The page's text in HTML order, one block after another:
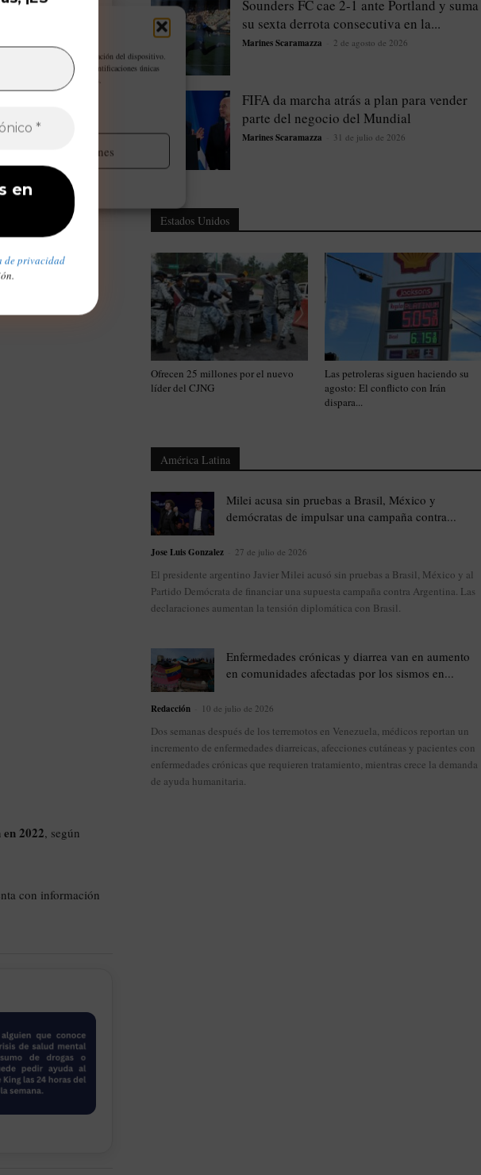
y/o acceder a la información del dispositivo.
de navegación o las identificaciones únicas
características y funciones.
Administrar opciones
Aviso Legal / Imprint
2022, según
con información
de privacidad
Sounders FC cae 2-1 ante Portland y suma
su sexta derrota consecutiva en la...
Marines Scaramazza 2 de agosto de 2026
FIFA da marcha atrás a plan para vender
parte del negocio del Mundial
Marines Scaramazza 31 de julio de 2026
Estados Unidos
Ofrecen 25 millones por el nuevo
líder del CJNG
Las petroleras siguen haciendo su
agosto: El conflicto con Irán
dispara...
América Latina
Milei acusa sin pruebas a Brasil, México y
demócratas de impulsar una campaña contra...
Jose Luis Gonzalez 27 de julio de 2026
El presidente argentino Javier Milei acusó sin pruebas a Brasil, México y al
Partido Demócrata de financiar una supuesta campaña contra Argentina. Las
declaraciones aumentan la tensión diplomática con Brasil.
Enfermedades crónicas y diarrea van en aumento
en comunidades afectadas por los sismos en...
Redacción 10 de julio de 2026
Dos semanas después de los terremotos en Venezuela, médicos reportan un
incremento de enfermedades diarreicas, afecciones cutáneas y pacientes con
enfermedades crónicas que requieren tratamiento, mientras crece la demanda
de ayuda humanitaria.